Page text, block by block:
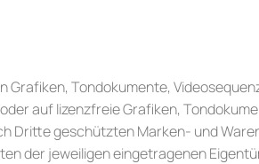
Tondokumente,
auf lizenzfreie Grafiken,
Dritte geschützten Marken- und
der jeweiligen eingetragenen